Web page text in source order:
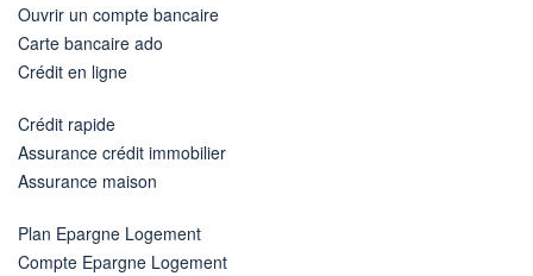
Ouvrir un compte bancaire
Carte bancaire ado
Crédit en ligne
Crédit rapide
Assurance crédit immobilier
Assurance maison
Plan Epargne Logement
Compte Epargne Logement